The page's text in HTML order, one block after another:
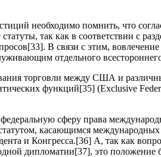
необходимо помнить, что
так как в соответствии с
[33]. В связи с этим,
отдельного
торговли между США и
функций[35] (Exclusive
сферу права
касающимся
и Конгресса.[36] А, так как
дипломатии[37], это положение